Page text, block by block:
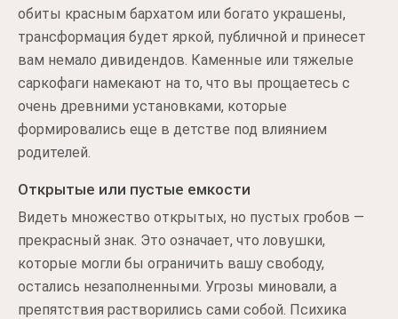
обиты красным бархатом или богато украшены,
трансформация будет яркой, публичной и принесет
вам немало дивидендов. Каменные или тяжелые
саркофаги намекают на то, что вы прощаетесь с
очень древними установками, которые
формировались еще в детстве под влиянием
родителей.
Открытые или пустые емкости
Видеть множество открытых, но пустых гробов —
прекрасный знак. Это означает, что ловушки,
которые могли бы ограничить вашу свободу,
остались незаполненными. Угрозы миновали, а
препятствия растворились сами собой. Психика